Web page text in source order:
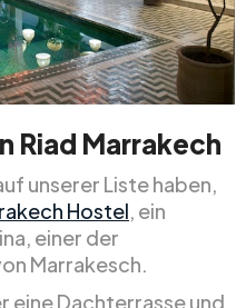
Riad Marrakech
unserer Liste haben,
Hostel, ein
einer der
Marrakesch.
eine Dachterrasse und